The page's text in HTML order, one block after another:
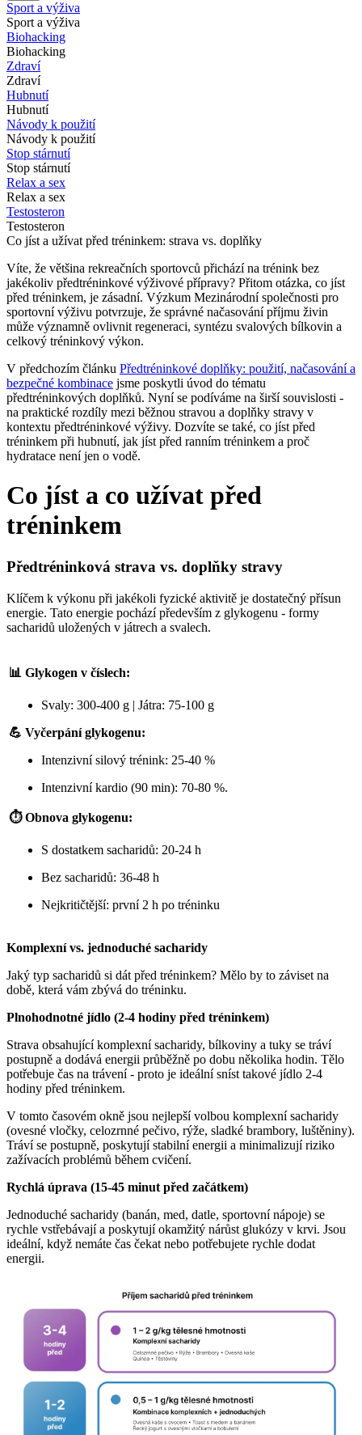
Sport a výživa
Sport a výživa
Biohacking
Biohacking
Zdraví
Zdraví
Hubnutí
Hubnutí
Návody k použití
Návody k použití
Stop stárnutí
Stop stárnutí
Relax a sex
Relax a sex
Testosteron
Testosteron
Co jíst a užívat před tréninkem: strava vs. doplňky
Víte, že většina rekreačních sportovců přichází na trénink bez
jakékoliv předtréninkové výživové přípravy? Přitom otázka, co jíst
před tréninkem, je zásadní. Výzkum Mezinárodní společnosti pro
sportovní výživu potvrzuje, že správné načasování příjmu živin
může významně ovlivnit regeneraci, syntézu svalových bílkovin a
celkový tréninkový výkon.
V předchozím článku Předtréninkové doplňky: použití, načasování a
bezpečné kombinace jsme poskytli úvod do tématu
předtréninkových doplňků. Nyní se podíváme na širší souvislosti -
na praktické rozdíly mezi běžnou stravou a doplňky stravy v
kontextu předtréninkové výživy. Dozvíte se také, co jíst před
tréninkem při hubnutí, jak jíst před ranním tréninkem a proč
hydratace není jen o vodě.
Co jíst a co užívat před
tréninkem
Předtréninková strava vs. doplňky stravy
Klíčem k výkonu při jakékoli fyzické aktivitě je dostatečný přísun
energie. Tato energie pochází především z glykogenu - formy
sacharidů uložených v játrech a svalech.
📊 Glykogen v číslech:
Svaly: 300-400 g | Játra: 75-100 g
💪 Vyčerpání glykogenu:
Intenzivní silový trénink: 25-40 %
Intenzivní kardio (90 min): 70-80 %.
⏱️ Obnova glykogenu:
S dostatkem sacharidů: 20-24 h
Bez sacharidů: 36-48 h
Nejkritičtější: první 2 h po tréninku
Komplexní vs. jednoduché sacharidy
Jaký typ sacharidů si dát před tréninkem? Mělo by to záviset na
době, která vám zbývá do tréninku.
Plnohodnotné jídlo (2-4 hodiny před tréninkem)
Strava obsahující komplexní sacharidy, bílkoviny a tuky se tráví
postupně a dodává energii průběžně po dobu několika hodin. Tělo
potřebuje čas na trávení - proto je ideální sníst takové jídlo 2-4
hodiny před tréninkem.
V tomto časovém okně jsou nejlepší volbou komplexní sacharidy
(ovesné vločky, celozrnné pečivo, rýže, sladké brambory, luštěniny).
Tráví se postupně, poskytují stabilní energii a minimalizují riziko
zažívacích problémů během cvičení.
Rychlá úprava (15-45 minut před začátkem)
Jednoduché sacharidy (banán, med, datle, sportovní nápoje) se
rychle vstřebávají a poskytují okamžitý nárůst glukózy v krvi. Jsou
ideální, když nemáte čas čekat nebo potřebujete rychle dodat
energii.